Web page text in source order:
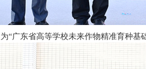
“广东省高等学校未来作物精准育种基